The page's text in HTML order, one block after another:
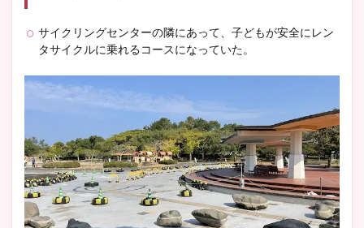
サイクリングセンターの隣にあって、子どもが安全にレン
タサイクルに乗れるコースになっていた。